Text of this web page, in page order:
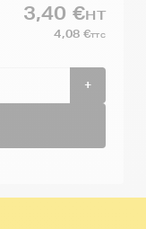
3,40 €HT
4,08 €TTC
+